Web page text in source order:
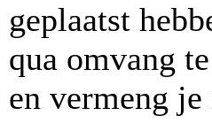
geplaatst
qua omvang
en vermeng